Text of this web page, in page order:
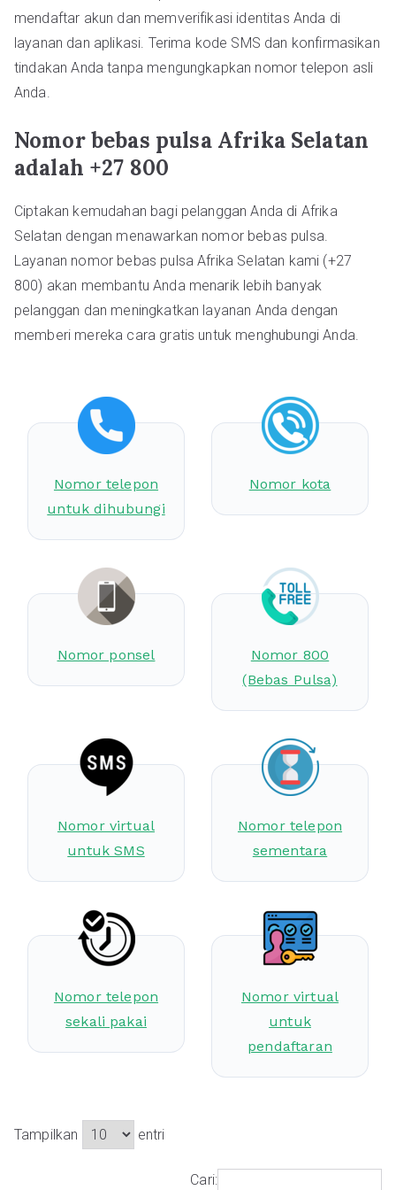
mendaftar akun dan memverifikasi identitas Anda di
layanan dan aplikasi. Terima kode SMS dan konfirmasikan
tindakan Anda tanpa mengungkapkan nomor telepon asli
Anda.
Nomor bebas pulsa Afrika Selatan
adalah +27 800
Ciptakan kemudahan bagi pelanggan Anda di Afrika
Selatan dengan menawarkan nomor bebas pulsa.
Layanan nomor bebas pulsa Afrika Selatan kami (+27
800) akan membantu Anda menarik lebih banyak
pelanggan dan meningkatkan layanan Anda dengan
memberi mereka cara gratis untuk menghubungi Anda.
Nomor telepon
untuk dihubungi
Nomor kota
Nomor ponsel
Nomor 800
(Bebas Pulsa)
Nomor virtual
untuk SMS
Nomor telepon
sementara
Nomor telepon
sekali pakai
Nomor virtual
untuk
pendaftaran
Tampilkan entri
Cari: